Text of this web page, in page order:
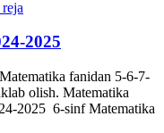
2025
fanidan 5-6-7-
olish. Matematika
2025 6-sinf Matematika